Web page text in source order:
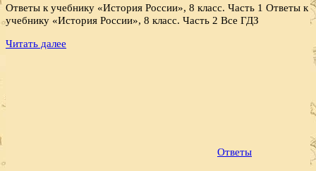
Ответы к учебнику «История России», 8 класс. Часть 1 Ответы к
учебнику «История России», 8 класс. Часть 2 Все ГДЗ
Читать далее
Ответы